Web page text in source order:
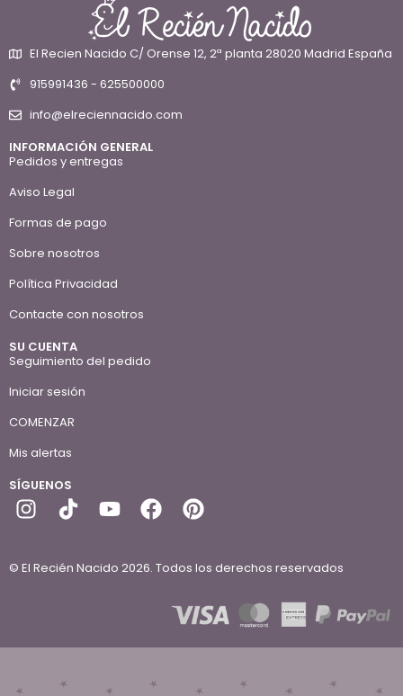
El Recien Nacido C/ Orense 12, 2ª planta 28020 Madrid España
915991436 - 625500000
info@elreciennacido.com
INFORMACIÓN GENERAL
Pedidos y entregas
Aviso Legal
Formas de pago
Sobre nosotros
Política Privacidad
Contacte con nosotros
SU CUENTA
Seguimiento del pedido
Iniciar sesión
COMENZAR
Mis alertas
SÍGUENOS
© El Recién Nacido 2026. Todos los derechos reservados